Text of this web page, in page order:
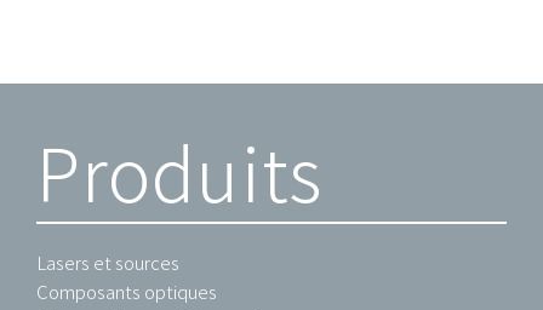
Produits
Lasers et sources
Composants optiques